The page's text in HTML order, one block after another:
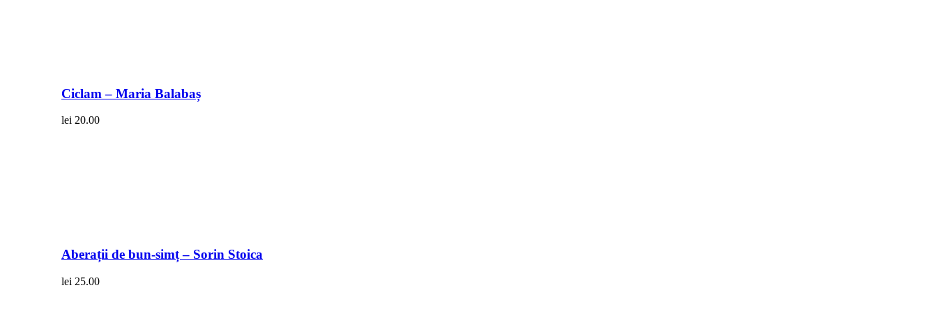
Ciclam – Maria Balabaș
lei 20.00
Aberații de bun-simț – Sorin Stoica
lei 25.00